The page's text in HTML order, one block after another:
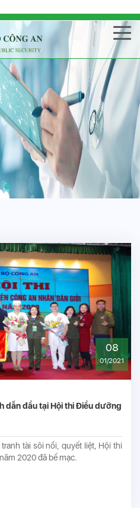
08
01/2021
dẫn đầu tại Hội thi Điều dưỡng
tài sôi nổi, quyết liệt, Hội thi
2020 đã bế mạc.